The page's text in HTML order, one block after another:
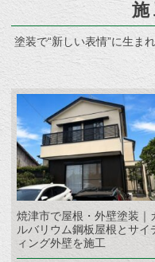
塗装で“新しい表情”に生ま
焼津市で屋根・外壁塗装｜
ルバリウム鋼板屋根とサイ
ィング外壁を施工